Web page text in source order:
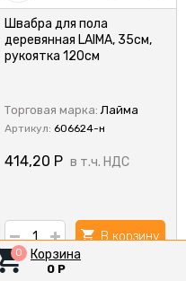
Швабра для пола
деревянная LAIMA, 35см,
рукоятка 120см
Торговая марка: Лайма
Артикул: 606624-н
414,20 Р в т.ч. НДС
В корзину
0 Корзина
0 Р